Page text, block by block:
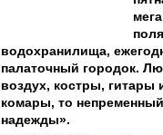
водохранилища,
палаточный городок.
воздух, костры, гитары
комары, то
надежды».